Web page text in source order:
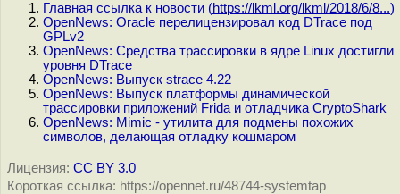
Главная ссылка к новости (https://lkml.org/lkml/2018/6/8...)
OpenNews: Oracle перелицензировал код DTrace под
GPLv2
OpenNews: Средства трассировки в ядре Linux достигли
уровня DTrace
OpenNews: Выпуск strace 4.22
OpenNews: Выпуск платформы динамической
трассировки приложений Frida и отладчика CryptoShark
OpenNews: Mimic - утилита для подмены похожих
символов, делающая отладку кошмаром
Лицензия: CC BY 3.0
Короткая ссылка: https://opennet.ru/48744-systemtap